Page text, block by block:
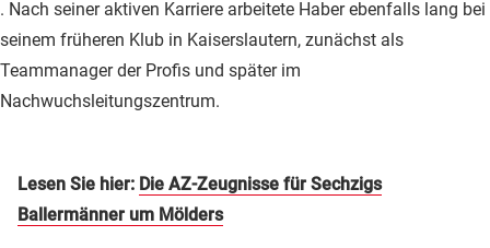
. Nach seiner aktiven Karriere arbeitete Haber ebenfalls lang bei
seinem früheren Klub in Kaiserslautern, zunächst als
Teammanager der Profis und später im
Nachwuchsleitungszentrum.
Lesen Sie hier: Die AZ-Zeugnisse für Sechzigs
Ballermänner um Mölders